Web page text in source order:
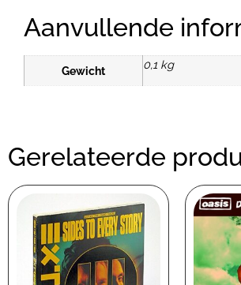
Aanvullende
Gewicht 0,1 kg
Gerelateerde